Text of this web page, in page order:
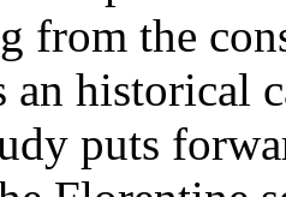
from the
an historical
puts